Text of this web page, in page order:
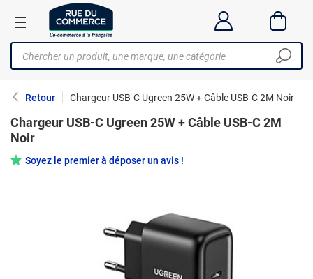
Retour Chargeur USB-C Ugreen 25W + Câble USB-C 2M Noir
Chargeur USB-C Ugreen 25W + Câble USB-C 2M
Noir
Soyez le premier à déposer un avis !